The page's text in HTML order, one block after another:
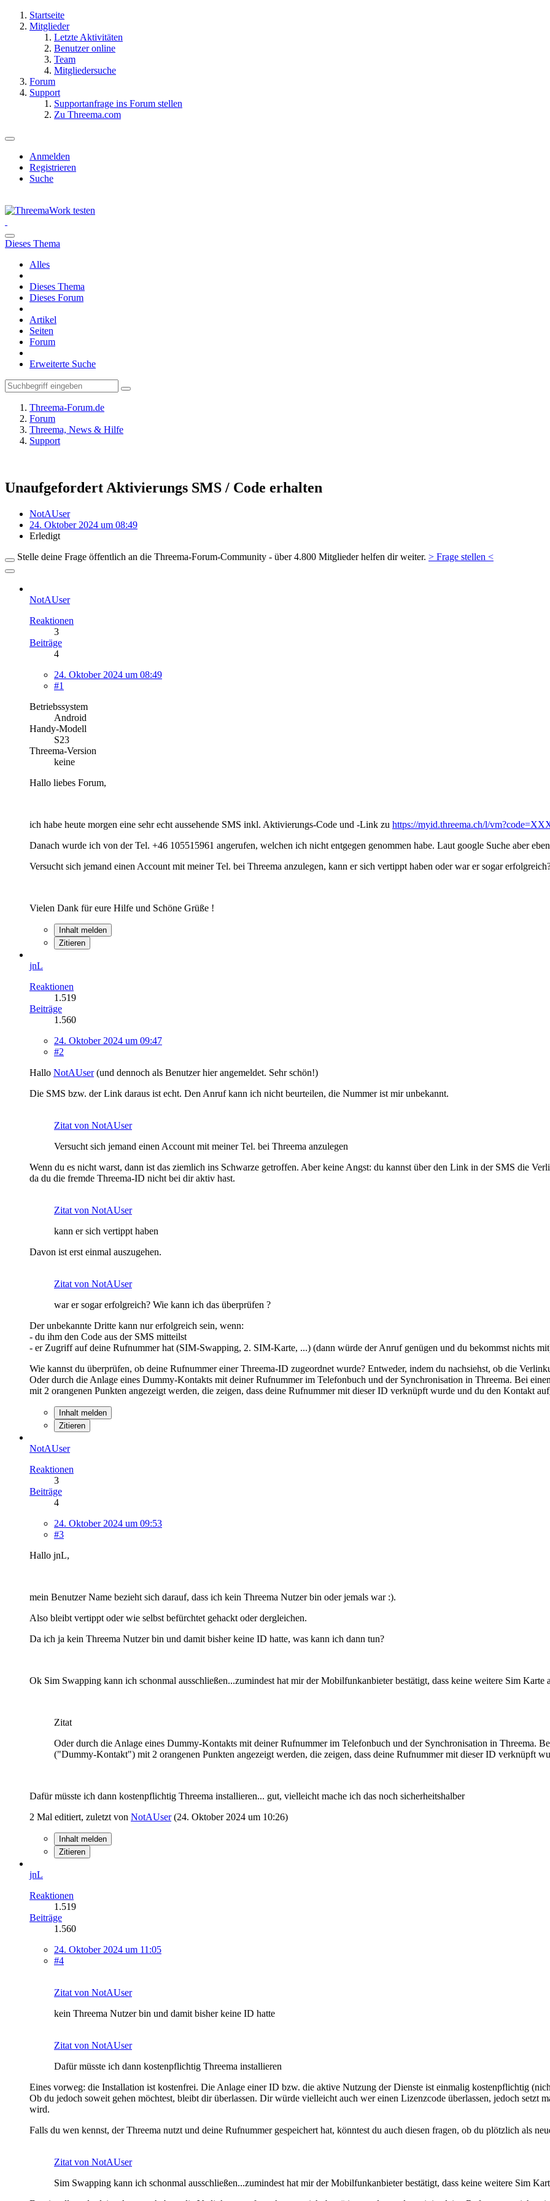
Startseite
Mitglieder
Letzte Aktivitäten
Benutzer online
Team
Mitgliedersuche
Forum
Support
Supportanfrage ins Forum stellen
Zu Threema.com
Anmelden
Registrieren
Suche
Dieses Thema
Alles
Dieses Thema
Dieses Forum
Artikel
Seiten
Forum
Erweiterte Suche
Threema-Forum.de
Forum
Threema, News & Hilfe
Support
Unaufgefordert Aktivierungs SMS / Code erhalten
NotAUser
24. Oktober 2024 um 08:49
Erledigt
Stelle deine Frage öffentlich an die Threema-Forum-Community - über 4.800 Mitglieder helfen dir weiter. > Frage stellen <
NotAUser
Reaktionen
3
Beiträge
4
24. Oktober 2024 um 08:49
#1
Betriebssystem
Android
Handy-Modell
S23
Threema-Version
keine
Hallo liebes Forum,
ich habe heute morgen eine sehr echt aussehende SMS inkl. Aktivierungs-Code und -Link zu https://myid.threema.ch/l/
Danach wurde ich von der Tel. +46 105515961 angerufen, welchen ich nicht entgegen genommen habe. Laut google Suche aber
Versucht sich jemand einen Account mit meiner Tel. bei Threema anzulegen, kann er sich vertippt haben oder war er sogar
Vielen Dank für eure Hilfe und Schöne Grüße !
Inhalt melden
Zitieren
jnL
Reaktionen
1.519
Beiträge
1.560
24. Oktober 2024 um 09:47
#2
Hallo NotAUser(und dennoch als Benutzer hier angemeldet. Sehr schön!)
Die SMS bzw. der Link daraus ist echt. Den Anruf kann ich nicht beurteilen, die Nummer ist mir unbekannt.
Zitat von NotAUser
Versucht sich jemand einen Account mit meiner Tel. bei Threema anzulegen
Wenn du es nicht warst, dann ist das ziemlich ins Schwarze getroffen. Aber keine Angst: du kannst über den Link in der SMS die
da du die fremde Threema-ID nicht bei dir aktiv hast.
Zitat von NotAUser
kann er sich vertippt haben
Davon ist erst einmal auszugehen.
Zitat von NotAUser
war er sogar erfolgreich? Wie kann ich das überprüfen ?
Der unbekannte Dritte kann nur erfolgreich sein, wenn:
- du ihm den Code aus der SMS mitteilst
- er Zugriff auf deine Rufnummer hat (SIM-Swapping, 2. SIM-Karte, ...) (dann würde der Anruf genügen und du bekommst nichts
Wie kannst du überprüfen, ob deine Rufnummer einer Threema-ID zugeordnet wurde? Entweder, indem du nachsiehst, ob die
Oder durch die Anlage eines Dummy-Kontakts mit deiner Rufnummer im Telefonbuch und der Synchronisation in Threema. Bei
mit 2 orangenen Punkten angezeigt werden, die zeigen, dass deine Rufnummer mit dieser ID verknüpft wurde und du den Kontakt
Inhalt melden
Zitieren
NotAUser
Reaktionen
3
Beiträge
4
24. Oktober 2024 um 09:53
#3
Hallo jnL,
mein Benutzer Name bezieht sich darauf, dass ich kein Threema Nutzer bin oder jemals war :).
Also bleibt vertippt oder wie selbst befürchtet gehackt oder dergleichen.
Da ich ja kein Threema Nutzer bin und damit bisher keine ID hatte, was kann ich dann tun?
Ok Sim Swapping kann ich schonmal ausschließen...zumindest hat mir der Mobilfunkanbieter bestätigt, dass keine weitere Sim Karte
Zitat
Oder durch die Anlage eines Dummy-Kontakts mit deiner Rufnummer im Telefonbuch und der Synchronisation in Threema.
("Dummy-Kontakt") mit 2 orangenen Punkten angezeigt werden, die zeigen, dass deine Rufnummer mit dieser ID verknüpft
Dafür müsste ich dann kostenpflichtig Threema installieren... gut, vielleicht mache ich das noch sicherheitshalber
2 Mal editiert, zuletzt von NotAUser(24. Oktober 2024 um 10:26)
Inhalt melden
Zitieren
jnL
Reaktionen
1.519
Beiträge
1.560
24. Oktober 2024 um 11:05
#4
Zitat von NotAUser
kein Threema Nutzer bin und damit bisher keine ID hatte
Zitat von NotAUser
Dafür müsste ich dann kostenpflichtig Threema installieren
Eines vorweg: die Installation ist kostenfrei. Die Anlage einer ID bzw. die aktive Nutzung der Dienste ist einmalig kostenpflichtig
Ob du jedoch soweit gehen möchtest, bleibt dir überlassen. Dir würde vielleicht auch wer einen Lizenzcode überlassen, jedoch setzt
wird.
Falls du wen kennst, der Threema nutzt und deine Rufnummer gespeichert hat, könntest du auch diesen fragen, ob du plötzlich als
Zitat von NotAUser
Sim Swapping kann ich schonmal ausschließen...zumindest hat mir der Mobilfunkanbieter bestätigt, dass keine weitere Sim